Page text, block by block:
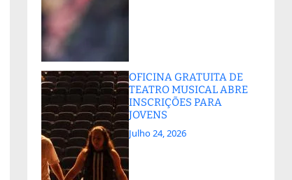
OFICINA GRATUITA DE
TEATRO MUSICAL ABRE
INSCRIÇÕES PARA
JOVENS
Julho 24, 2026